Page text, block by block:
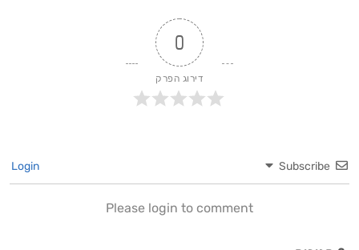
הקפוא שלי לסדנאות קרח ונשימות:
פעולה/חסויות/רעיונות למרואיינים:
0
דירוג הפרק
Subscribe
Please login to comment